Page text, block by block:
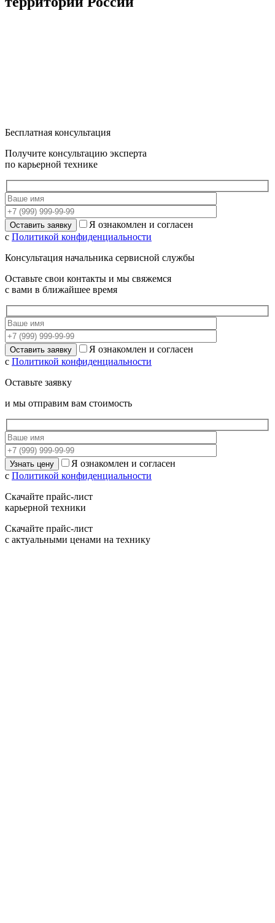
Бесплатная консультация
Получите консультацию эксперта
по карьерной технике
Я ознакомлен и согласен
с Политикой конфиденциальности
Консультация начальника сервисной службы
Оставьте свои контакты и мы свяжемся
с вами в ближайшее время
Я ознакомлен и согласен
с Политикой конфиденциальности
Оставьте заявку
и мы отправим вам стоимость
Я ознакомлен и согласен
с Политикой конфиденциальности
Скачайте прайс-лист
карьерной техники
Скачайте прайс-лист
с актуальными ценами на технику